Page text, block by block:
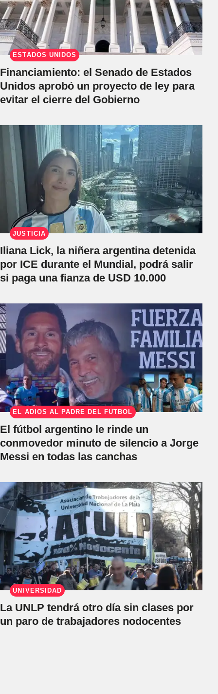
ESTADOS UNIDOS
Financiamiento: el Senado de Estados
Unidos aprobó un proyecto de ley para
evitar el cierre del Gobierno
JUSTICIA
Iliana Lick, la niñera argentina detenida
por ICE durante el Mundial, podrá salir
si paga una fianza de USD 10.000
EL ADIÓS AL PADRE DEL FÚTBOL
El fútbol argentino le rinde un
conmovedor minuto de silencio a Jorge
Messi en todas las canchas
UNIVERSIDAD
La UNLP tendrá otro día sin clases por
un paro de trabajadores nodocentes